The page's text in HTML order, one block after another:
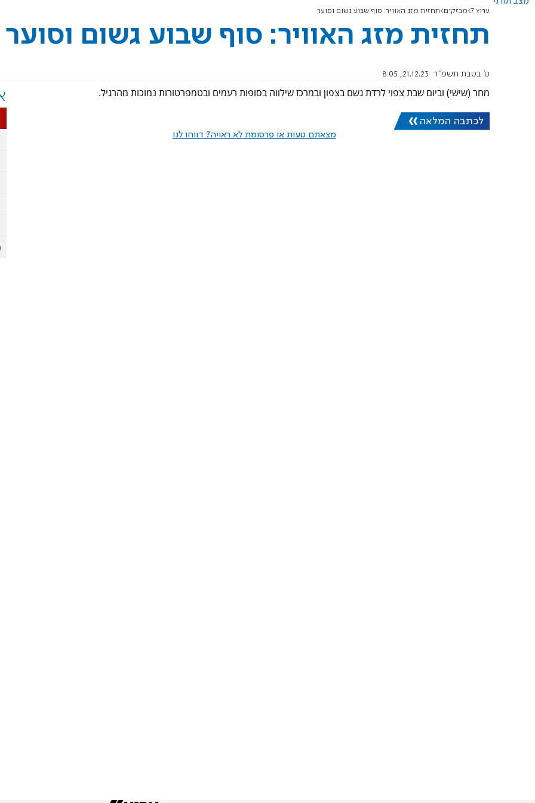
ערוץ 7 מבזקים תחזית מזג האוויר: סוף שבוע גשום וסוער
תחזית מזג האוויר: סוף שבוע גשום וסוער
ט' בטבת תשפ"ד 21.12.23, 8:05
מחר (שישי) וביום שבת צפוי לרדת גשם בצפון ובמרכז שילווה בסופות רעמים ובטמפרטורות נמוכות מהרגיל.
לכתבה המלאה
מצאתם טעות או פרסומת לא ראויה? דווחו לנו